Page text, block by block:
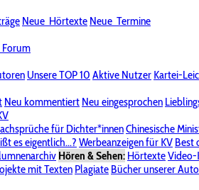
Neue Hörtexte Neue Termine
Forum
Unsere TOP 10 Aktive Nutzer Kartei-
Neu kommentiert Neu eingesprochen
für Dichter*innenChinesische
es eigentlich...? Werbeanzeigen für KV Best
Hören & Sehen: HörtexteVideo-
mit Texten Plagiate Bücher unserer
& Schreiberei"
Alle Wege führen zu KVPasswort vergessen?
Impressum